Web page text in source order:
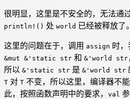
很明显，这里是不安全的，无法通
println!() 处 world 已经被释放了。
这里的问题在于，调用 assign 时
&mut &'static str 和 &'world str
所以 &'static str 是 &'world str
T 对 T 不变，所以这里，编译器不
此，按照函数声明中的要求， val